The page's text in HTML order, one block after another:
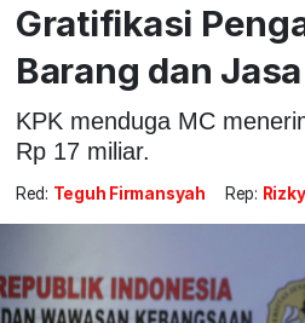
Gratifikasi
Barang dan Jasa
KPK menduga MC
Rp 17 miliar.
Red: Teguh Firmansyah Rep: